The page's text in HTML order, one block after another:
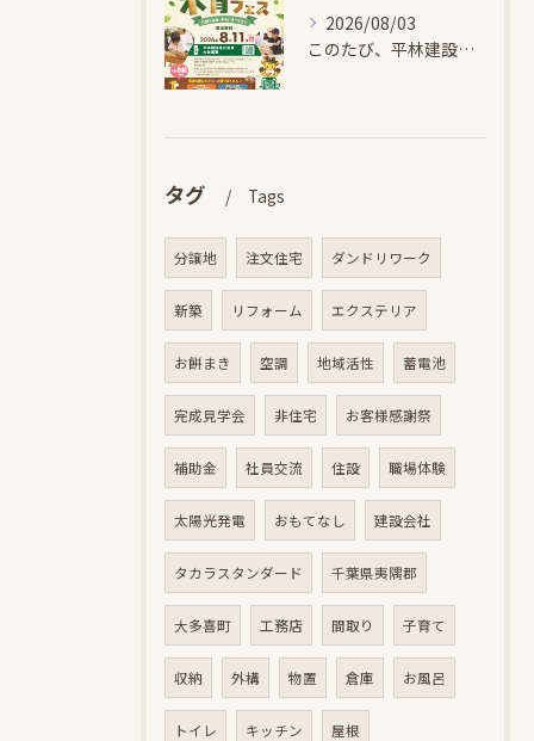
2026/08/03
このたび、平林建設では、お子さまが木とふれあい・木について学...
タグ Tags
分譲地 注文住宅 ダンドリワーク
新築 リフォーム エクステリア
お餅まき 空調 地域活性 蓄電池
完成見学会 非住宅 お客様感謝祭
補助金 社員交流 住設 職場体験
太陽光発電 おもてなし 建設会社
タカラスタンダード 千葉県夷隅郡
大多喜町 工務店 間取り 子育て
収納 外構 物置 倉庫 お風呂
トイレ キッチン 屋根